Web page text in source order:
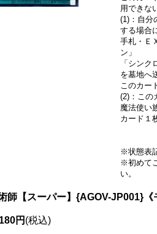
用できな
(1)：自分
する場合
手札・Ｅ
ン」
「シン
を墓地へ
このカー
(2)：この
魔法使い
カード１
※状態表
※初めて
い。
師【スーパー】{AGOV-JP001}《
180円 (税込)